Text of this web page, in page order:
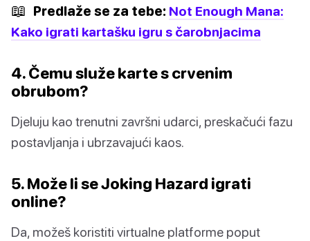
📖 Predlaže se za tebe: Not Enough Mana:
Kako igrati kartašku igru s čarobnjacima
4. Čemu služe karte s crvenim
obrubom?
Djeluju kao trenutni završni udarci, preskačući fazu
postavljanja i ubrzavajući kaos.
5. Može li se Joking Hazard igrati
online?
Da, možeš koristiti virtualne platforme poput